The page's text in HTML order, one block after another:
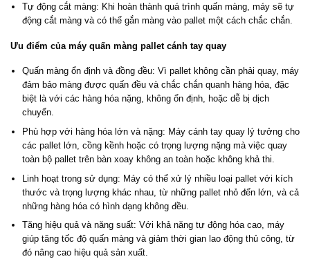
Tự động cắt màng: Khi hoàn thành quá trình quấn màng, máy sẽ tự
động cắt màng và có thể gắn màng vào pallet một cách chắc chắn.
Ưu điểm của máy quấn màng pallet cánh tay quay
Quấn màng ổn định và đồng đều: Vì pallet không cần phải quay, máy
đảm bảo màng được quấn đều và chắc chắn quanh hàng hóa, đặc
biệt là với các hàng hóa nặng, không ổn định, hoặc dễ bị dịch
chuyển.
Phù hợp với hàng hóa lớn và nặng: Máy cánh tay quay lý tưởng cho
các pallet lớn, cồng kềnh hoặc có trọng lượng nặng mà việc quay
toàn bộ pallet trên bàn xoay không an toàn hoặc không khả thi.
Linh hoạt trong sử dụng: Máy có thể xử lý nhiều loại pallet với kích
thước và trọng lượng khác nhau, từ những pallet nhỏ đến lớn, và cả
những hàng hóa có hình dạng không đều.
Tăng hiệu quả và năng suất: Với khả năng tự động hóa cao, máy
giúp tăng tốc độ quấn màng và giảm thời gian lao động thủ công, từ
đó nâng cao hiệu quả sản xuất.